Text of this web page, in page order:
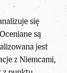
się
są
jest
z Niemcami,